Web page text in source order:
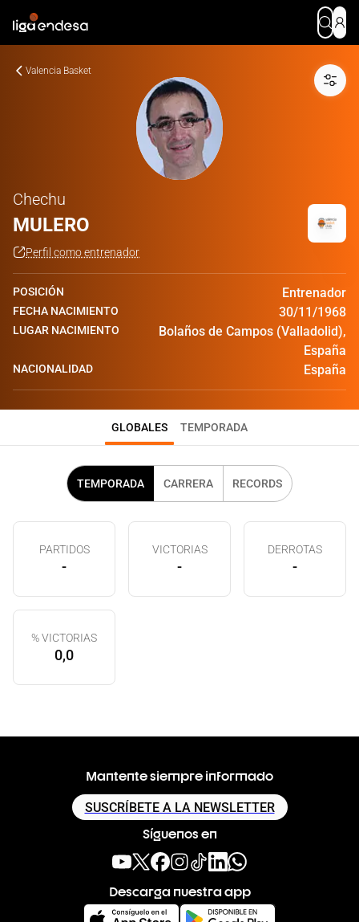
Valencia Basket
Chechu
MULERO
Perfil como entrenador
POSICIÓN Entrenador
FECHA NACIMIENTO 30/11/1968
LUGAR NACIMIENTO
Bolaños de Campos (Valladolid),
España
NACIONALIDAD España
GLOBALES TEMPORADA
TEMPORADA CARRERA RECORDS
PARTIDOS
-
VICTORIAS
-
DERROTAS
-
% VICTORIAS
0,0
Mantente siempre informado
SUSCRÍBETE A LA NEWSLETTER
Síguenos en
Descarga nuestra app